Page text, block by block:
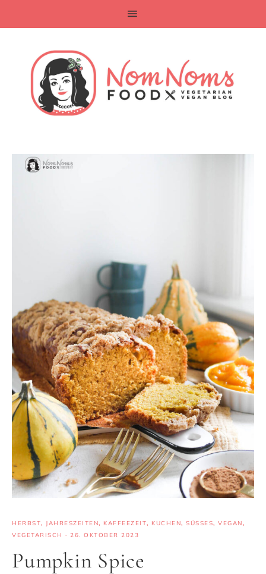
HERBST, JAHRESZEITEN, KAFFEEZEIT, KUCHEN, SÜSSES , VEGAN,
VEGETARISCH · 26. OKTOBER 2023
Pumpkin Spice